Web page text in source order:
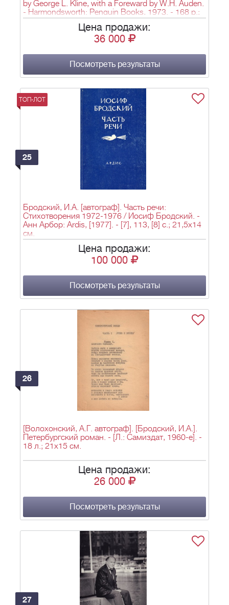
by George L. Kline, with a Foreward by W.H. Auden.
- Harmondsworth: Penguin Books, 1973. - 168 p.;
20х13 см.
Цена продажи:
36 000
Посмотреть результаты
ТОП-ЛОТ
25
Бродский, И.А. [автограф]. Часть речи:
Стихотворения 1972-1976 / Иосиф Бродский. -
Анн Арбор: Ardis, [1977]. - [7], 113, [8] c.; 21,5х14
см.
Цена продажи:
100 000
Посмотреть результаты
26
[Волохонский, А.Г. автограф]. [Бродский, И.А.].
Петербургский роман. - [Л.: Самиздат, 1960-е]. -
18 л.; 21х15 см.
Цена продажи:
26 000
Посмотреть результаты
27